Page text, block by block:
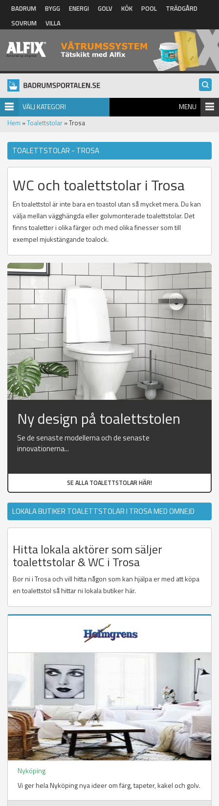
Hoppa till huvudinnehåll
BADRUM BYGG ENERGI GOLV KÖK POOL
TRÄDGÅRD
SOVRUM
VILLA
VÄLJ KATEGORI MENU
Hem »Toalettstolar » Trosa
TOALETTSTOLAR - TROSA
WC och toalettstolar i Trosa
En toalettstol är inte bara en toastol utan så mycket mera. Du kan
välja mellan vägghängda eller golvmonterade toalettstolar. Det
finns toaletter i olika färger och med olika finesser som till
exempel mjukstängande toalock.
Ny design på toalettstolen
Se de senaste modellerna och de senaste
innovationerna...
SE ALLA TOALETTSTOLAR HÄR!
LOKALA BUTIKER TOALETTSTOLAR I TROSA MED OMNEJD
Hitta lokala aktörer som säljer
toalettstolar & WC i Trosa
Bor ni i Trosa och vill hitta någon som kan hjälpa er med att köpa
en toalettstol så hittar ni lokala butiker här.
Nyköping
Vi ger hela Nyköping nya ideer om färg, tapeter, kakel och golv.